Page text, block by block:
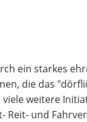
ein starkes
die das
weitere
Reit- und